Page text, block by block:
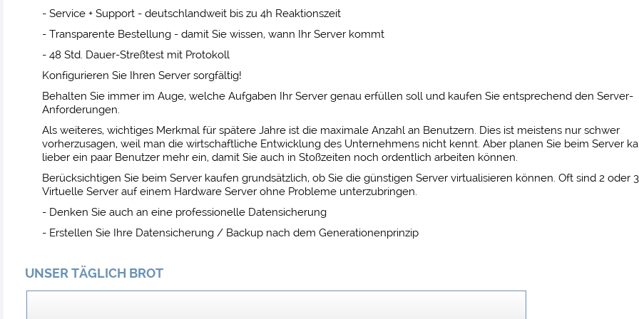
- Service + Support - deutschlandweit bis zu 4h Reaktionszeit
- Transparente Bestellung - damit Sie wissen, wann Ihr Server kommt
- 48 Std. Dauer-Streßtest mit Protokoll
Konfigurieren Sie Ihren Server sorgfältig!
Behalten Sie immer im Auge, welche Aufgaben Ihr Server genau erfüllen soll und kaufen Sie entsprechend den Server-
Anforderungen.
Als weiteres, wichtiges Merkmal für spätere Jahre ist die maximale Anzahl an Benutzern. Dies ist meistens nur schwer
vorherzusagen, weil man die wirtschaftliche Entwicklung des Unternehmens nicht kennt. Aber planen Sie beim Server
lieber ein paar Benutzer mehr ein, damit Sie auch in Stoßzeiten noch ordentlich arbeiten können.
Berücksichtigen Sie beim Server kaufen grundsätzlich, ob Sie die günstigen Server virtualisieren können. Oft sind 2 oder 3
Virtuelle Server auf einem Hardware Server ohne Probleme unterzubringen.
- Denken Sie auch an eine professionelle Datensicherung
- Erstellen Sie Ihre Datensicherung / Backup nach dem Generationenprinzip
UNSER TÄGLICH BROT